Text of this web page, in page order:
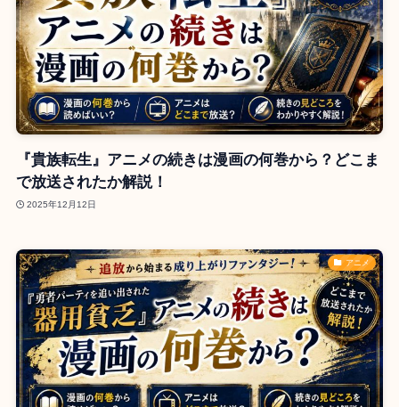
『貴族転生』アニメの続きは漫画の何巻から？どこま
で放送されたか解説！
2025年12月12日
アニメ